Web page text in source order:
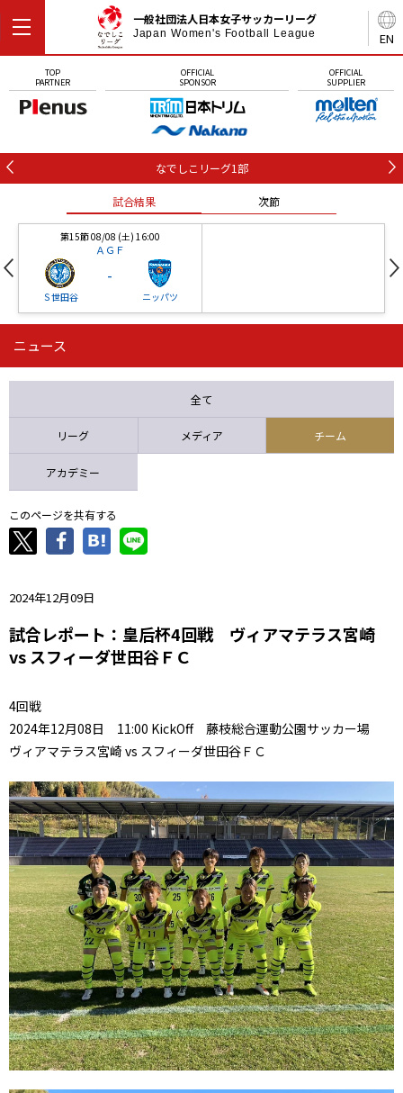
EN
一般社団法人日本女子サッカーリーグ
Japan Women's Football League
TOP
PARTNER
OFFICIAL
SPONSOR
OFFICIAL
SUPPLIER
なでしこリーグ1部
試合結果 次節
第15節 08/08 (土) 16:00
ＡＧＦ
Ｓ世田谷
-
ニッパツ
第16節 09/05 (土) 15:00
ニッパツ 石人の星
ニュース
全て
リーグ メディア チーム
アカデミー
このページを共有する
2024年12月09日
試合レポート：皇后杯4回戦 ヴィアマテラス宮崎
vs スフィーダ世田谷ＦＣ
4回戦
2024年12月08日 11:00 KickOff 藤枝総合運動公園サッカー場
ヴィアマテラス宮崎 vs スフィーダ世田谷ＦＣ